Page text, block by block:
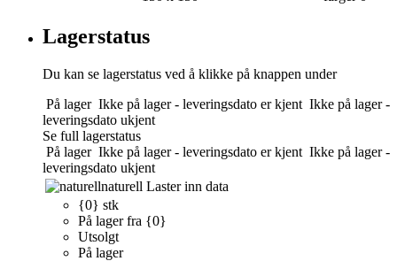
Lagerstatus
Du kan se lagerstatus ved å klikke på knappen under
På lager Ikke på lager - leveringsdato er kjent Ikke på lager -
leveringsdato ukjent
Se full lagerstatus
På lager Ikke på lager - leveringsdato er kjent Ikke på lager -
leveringsdato ukjent
naturell Laster inn data
{0} stk
På lager fra {0}
Utsolgt
På lager